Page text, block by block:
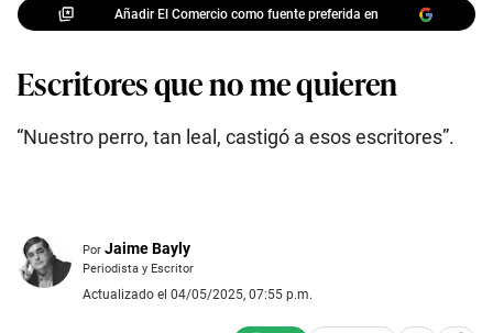
Añadir El Comercio como fuente preferida en
Escritores que no me quieren
“Nuestro perro, tan leal, castigó a esos escritores”.
Por Jaime Bayly
Periodista y Escritor
Actualizado el 04/05/2025, 07:55 p.m.